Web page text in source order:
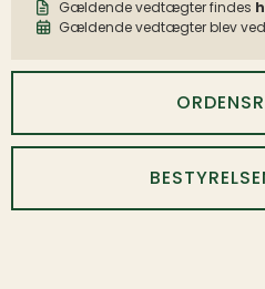
Gældende vedtægter findes
Gældende vedtægter blev